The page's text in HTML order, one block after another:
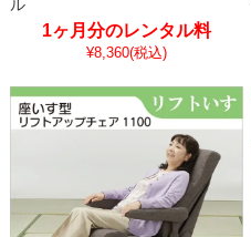
ル
1ヶ月分のレンタル料
¥8,360(税込)